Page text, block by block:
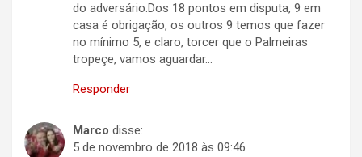
do adversário.Dos 18 pontos em disputa, 9 em
casa é obrigação, os outros 9 temos que fazer
no mínimo 5, e claro, torcer que o Palmeiras
tropeçe, vamos aguardar…
Responder
Marco disse:
5 de novembro de 2018 às 09:46